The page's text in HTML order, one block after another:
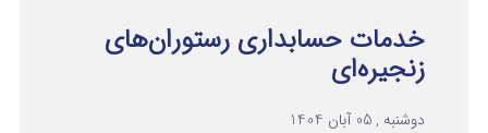
خدمات حسابداری رستوران‌های
زنجیره‌ای
دوشنبه , 05 آبان 1404